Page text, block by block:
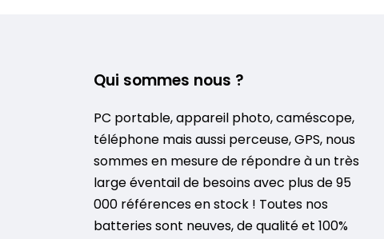
Qui sommes nous ?
PC portable, appareil photo, caméscope,
téléphone mais aussi perceuse, GPS, nous
sommes en mesure de répondre à un très
large éventail de besoins avec plus de 95
000 références en stock ! Toutes nos
batteries sont neuves, de qualité et 100%